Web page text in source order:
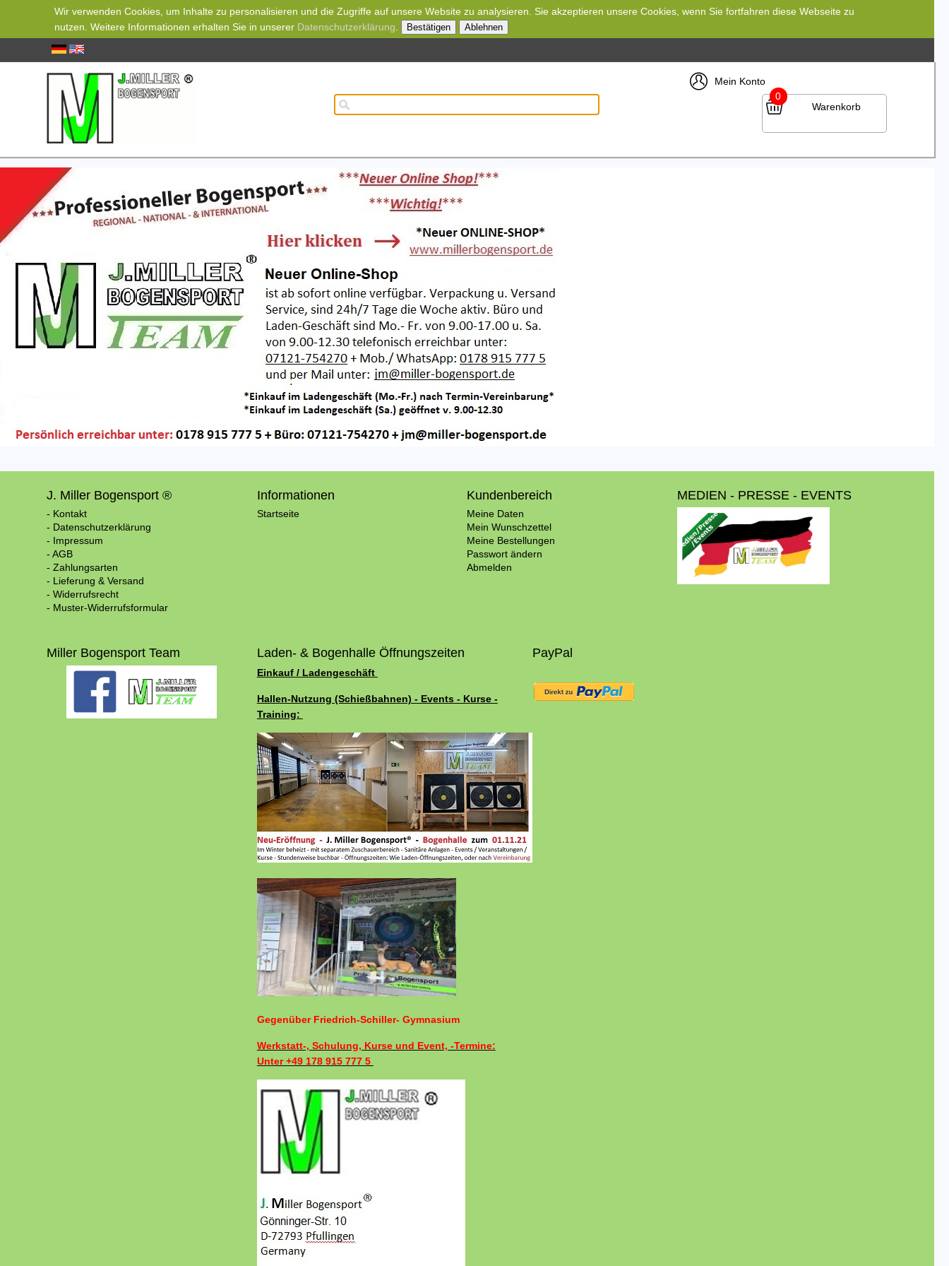
Wir verwenden Cookies, um Inhalte zu personalisieren und die Zugriffe auf unsere Website zu analysieren. Sie akzeptieren unsere Cookies, wenn Sie fortfahren diese Webseite zu
nutzen. Weitere Informationen erhalten Sie in unserer Datenschutzerklärung Bestätigen Ablehnen
Mein Konto
0
Warenkorb
J. Miller Bogensport ®
- Kontakt
- Datenschutzerklärung
- Impressum
- AGB
- Zahlungsarten
- Lieferung & Versand
- Widerrufsrecht
- Muster-Widerrufsformular
Informationen
Startseite
Kundenbereich
Meine Daten
Mein Wunschzettel
Meine Bestellungen
Passwort ändern
Abmelden
MEDIEN - PRESSE - EVENTS
Miller Bogensport Team Laden- & Bogenhalle Öffnungszeiten
Einkauf / Ladengeschäft
Hallen-Nutzung (Schießbahnen) - Events - Kurse -
Training:
Gegenüber Friedrich-Schiller- Gymnasium
Werkstatt-, Schulung, Kurse und Event, -Termine:
Unter +49 178 915 777 5
PayPal